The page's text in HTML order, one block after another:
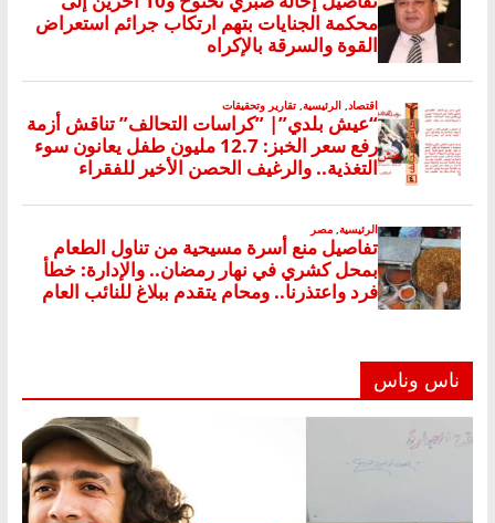
ناس وناس